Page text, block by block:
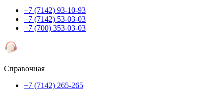
+7 (7142) 93-10-93
+7 (7142) 53-03-03
+7 (700) 353-03-03
Справочная
+7 (7142) 265-265